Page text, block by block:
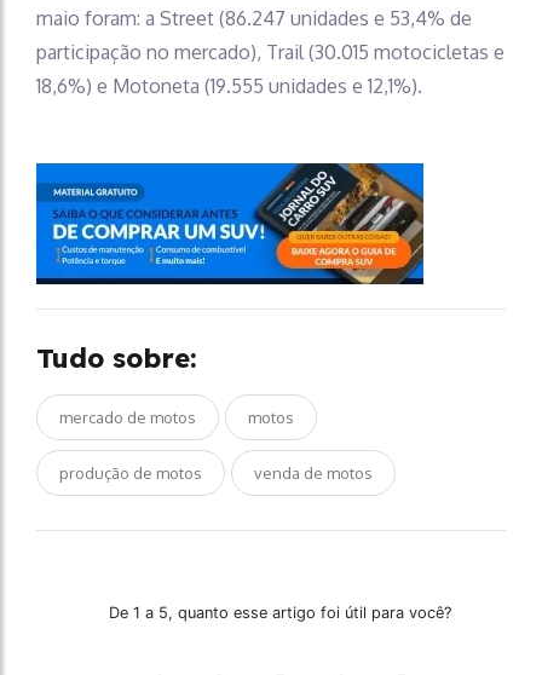
maio foram: a Street (86.247 unidades e 53,4% de
participação no mercado), Trail (30.015 motocicletas e
18,6%) e Motoneta (19.555 unidades e 12,1%).
Tudo sobre:
mercado de motos motos
produção de motos venda de motos
De 1 a 5, quanto esse artigo foi útil para você?